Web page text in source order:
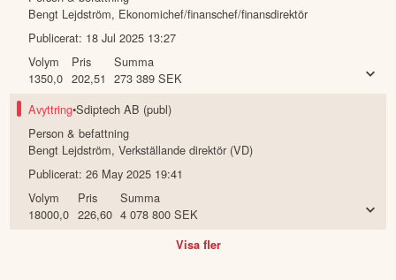
Bengt Lejdström, Ekonomichef/finanschef/finansdirektör
Publicerat: 18 Jul 2025 13:27
Volym
1350,0
Pris
202,51
Summa
273 389 SEK
Avyttring•Sdiptech AB (publ)
Person & befattning
Bengt Lejdström,Verkställande direktör (VD)
Publicerat:26 May 2025 19:41
Volym
18000,0
Pris
226,60
Summa
4 078 800 SEK
Visa fler